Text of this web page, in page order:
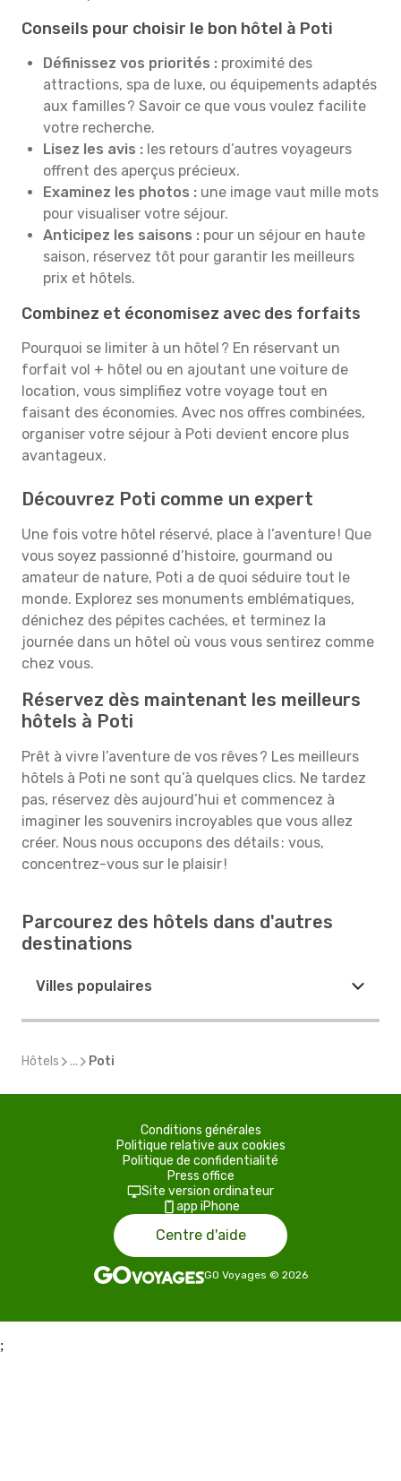
Conseils pour choisir le bon hôtel à Poti
Définissez vos priorités : proximité des
attractions, spa de luxe, ou équipements adaptés
aux familles ? Savoir ce que vous voulez facilite
votre recherche.
Lisez les avis : les retours d’autres voyageurs
offrent des aperçus précieux.
Examinez les photos : une image vaut mille mots
pour visualiser votre séjour.
Anticipez les saisons : pour un séjour en haute
saison, réservez tôt pour garantir les meilleurs
prix et hôtels.
Combinez et économisez avec des forfaits
Pourquoi se limiter à un hôtel ? En réservant un
forfait vol + hôtel ou en ajoutant une voiture de
location, vous simplifiez votre voyage tout en
faisant des économies. Avec nos offres combinées,
organiser votre séjour à Poti devient encore plus
avantageux.
Découvrez Poti comme un expert
Une fois votre hôtel réservé, place à l’aventure ! Que
vous soyez passionné d’histoire, gourmand ou
amateur de nature, Poti a de quoi séduire tout le
monde. Explorez ses monuments emblématiques,
dénichez des pépites cachées, et terminez la
journée dans un hôtel où vous vous sentirez comme
chez vous.
Réservez dès maintenant les meilleurs
hôtels à Poti
Prêt à vivre l’aventure de vos rêves ? Les meilleurs
hôtels à Poti ne sont qu’à quelques clics. Ne tardez
pas, réservez dès aujourd’hui et commencez à
imaginer les souvenirs incroyables que vous allez
créer. Nous nous occupons des détails : vous,
concentrez-vous sur le plaisir !
Parcourez des hôtels dans d'autres
destinations
Villes populaires
Hôtels ... Poti
Conditions générales
Politique relative aux cookies
Politique de confidentialité
Press office
Site version ordinateur
app iPhone
Centre d'aide
GO Voyages © 2026
;